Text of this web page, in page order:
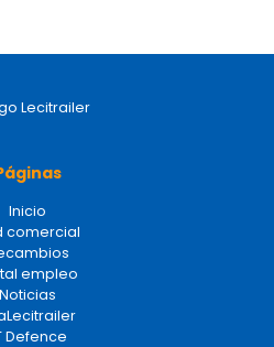
Inicio
comercial
empleo
Noticias
Defence